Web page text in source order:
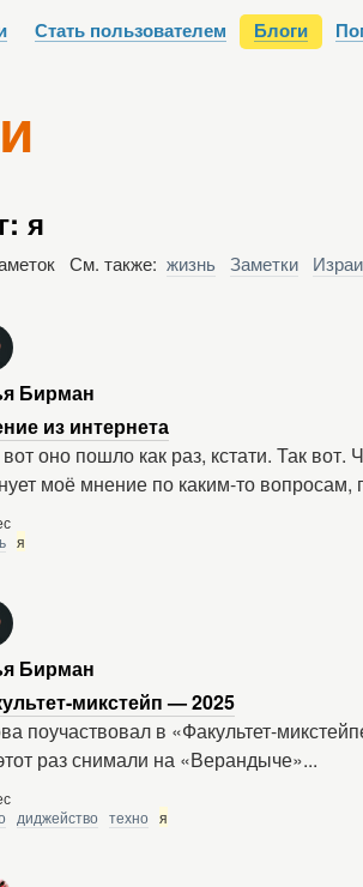
Стать пользователем Блоги
я
См. также: жизнь Заметки
Бирман
из интернета
оно пошло как раз, кстати. Так
моё мнение по каким-то вопросам,
я
Бирман
микстейп — 2025
поучаствовал в «Факультет-
раз снимали на «Верандыче»...
диджейство техно я